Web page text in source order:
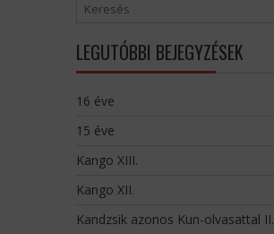
LEGUTÓBBI BEJEGYZÉSEK
16 éve
15 éve
Kango XIII.
Kango XII.
Kandzsik azonos Kun-olvasattal II.